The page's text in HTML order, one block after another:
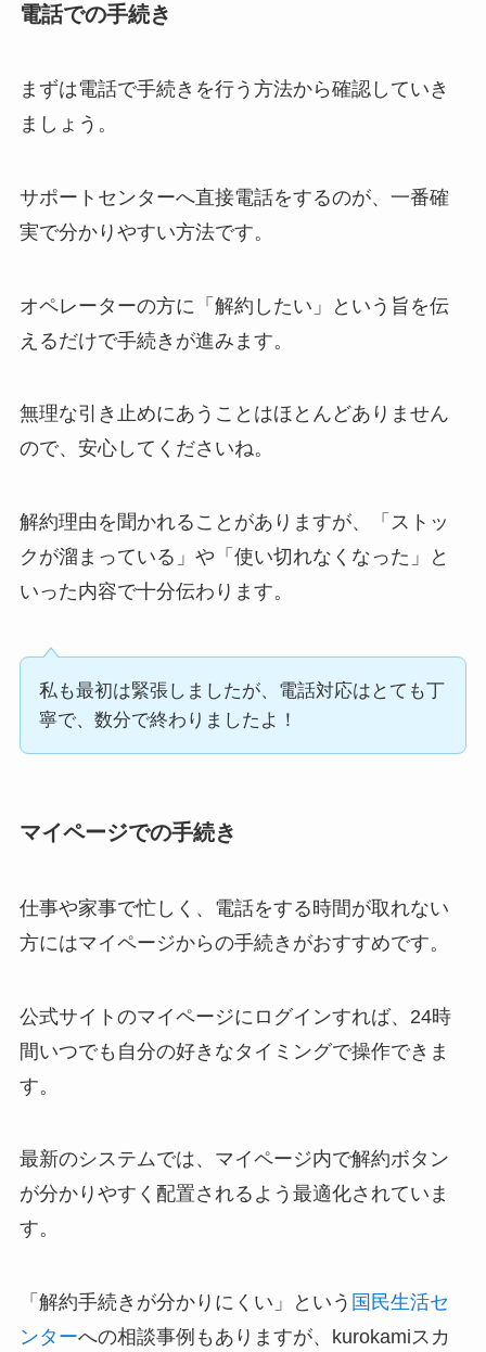
電話での手続き
まずは電話で手続きを行う方法から確認していき
ましょう。
サポートセンターへ直接電話をするのが、一番確
実で分かりやすい方法です。
オペレーターの方に「解約したい」という旨を伝
えるだけで手続きが進みます。
無理な引き止めにあうことはほとんどありません
ので、安心してくださいね。
解約理由を聞かれることがありますが、「ストッ
クが溜まっている」や「使い切れなくなった」と
いった内容で十分伝わります。
私も最初は緊張しましたが、電話対応はとても丁
寧で、数分で終わりましたよ！
マイページでの手続き
仕事や家事で忙しく、電話をする時間が取れない
方にはマイページからの手続きがおすすめです。
公式サイトのマイページにログインすれば、24時
間いつでも自分の好きなタイミングで操作できま
す。
最新のシステムでは、マイページ内で解約ボタン
が分かりやすく配置されるよう最適化されていま
す。
「解約手続きが分かりにくい」という 国民生活セ
ンターへの相談事例もありますが、kurokamiスカ